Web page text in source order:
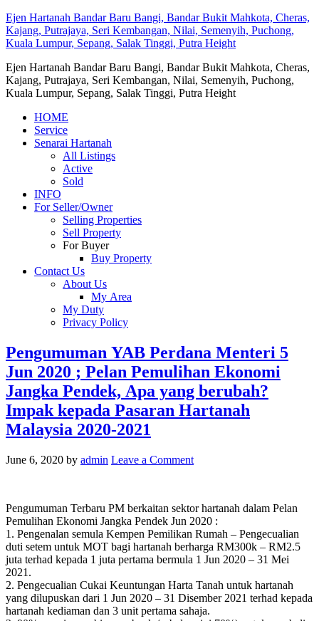
Ejen Hartanah Bandar Baru Bangi, Bandar Bukit Mahkota, Cheras,
Kajang, Putrajaya, Seri Kembangan, Nilai, Semenyih, Puchong,
Kuala Lumpur, Sepang, Salak Tinggi, Putra Height
Ejen Hartanah Bandar Baru Bangi, Bandar Bukit Mahkota, Cheras,
Kajang, Putrajaya, Seri Kembangan, Nilai, Semenyih, Puchong,
Kuala Lumpur, Sepang, Salak Tinggi, Putra Height
HOME
Service
Senarai Hartanah
All Listings
Active
Sold
INFO
For Seller/Owner
Selling Properties
Sell Property
For Buyer
Buy Property
Contact Us
About Us
My Area
My Duty
Privacy Policy
Pengumuman YAB Perdana Menteri 5
Jun 2020 ; Pelan Pemulihan Ekonomi
Jangka Pendek, Apa yang berubah?
Impak kepada Pasaran Hartanah
Malaysia 2020-2021
June 6, 2020 by admin Leave a Comment
Pengumuman Terbaru PM berkaitan sektor hartanah dalam Pelan
Pemulihan Ekonomi Jangka Pendek Jun 2020 :
1. Pengenalan semula Kempen Pemilikan Rumah – Pengecualian
duti setem untuk MOT bagi hartanah berharga RM300k – RM2.5
juta terhad kepada 1 juta pertama bermula 1 Jun 2020 – 31 Mei
2021.
2. Pengecualian Cukai Keuntungan Harta Tanah untuk hartanah
yang dilupuskan dari 1 Jun 2020 – 31 Disember 2021 terhad kepada
hartanah kediaman dan 3 unit pertama sahaja.